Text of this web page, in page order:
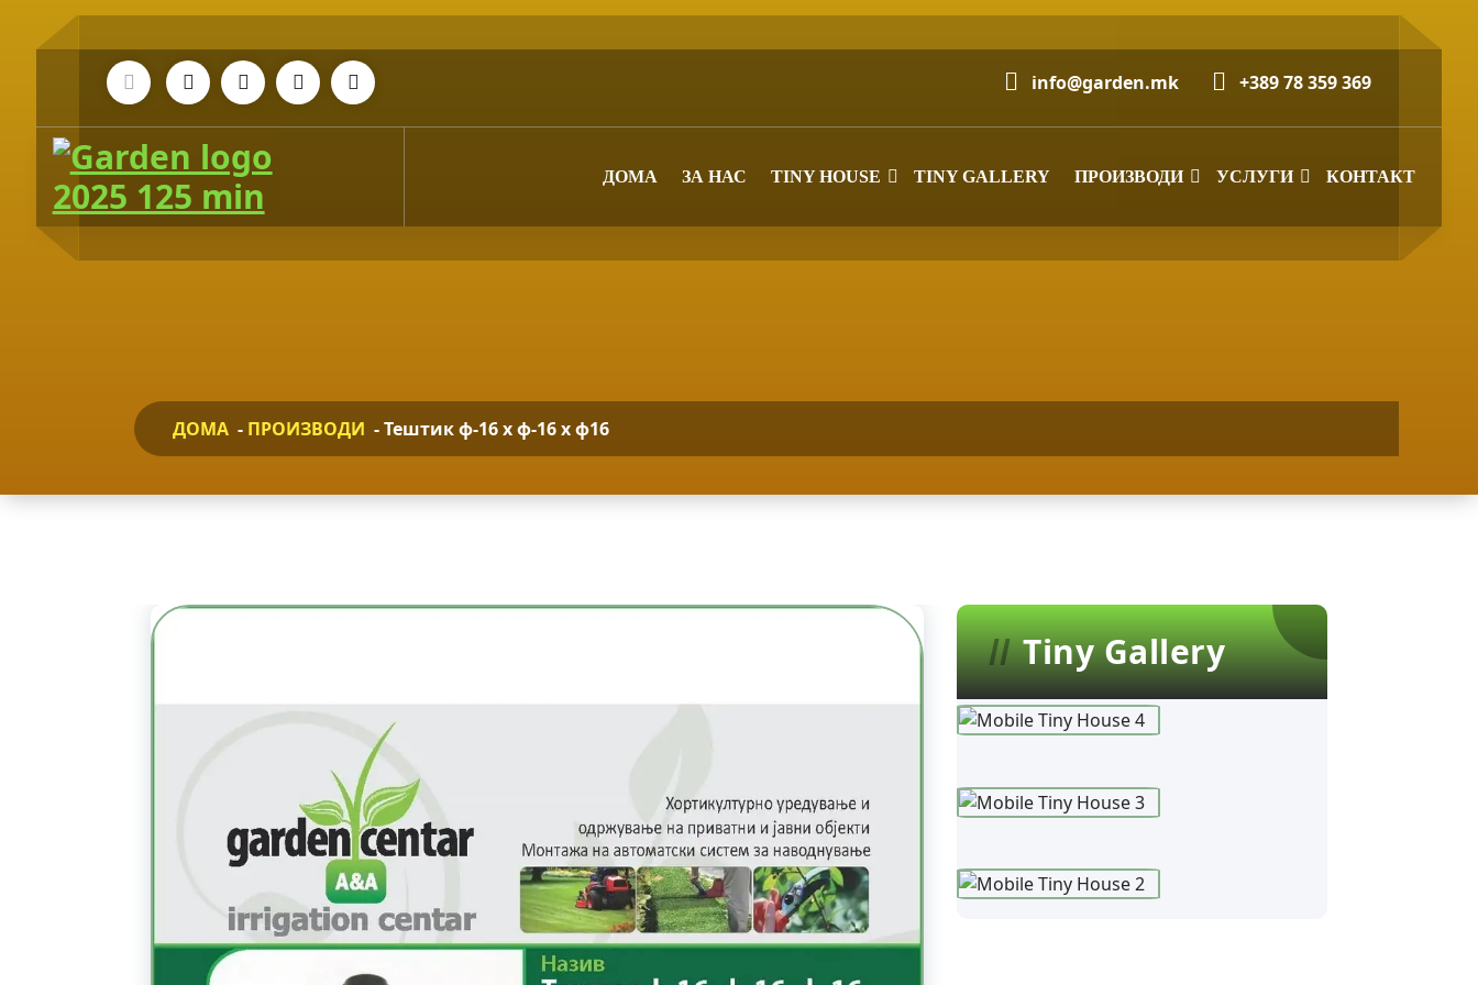
info@garden.mk +389 78 359 369
Tiny House
ДОМА ЗА НАС TINY HOUSE TINY GALLERY ПРОИЗВОДИ УСЛУГИ КОНТАКТ
ДОМА - ПРОИЗВОДИ -Тештик ф-16 х ф-16 х ф16
Tiny Gallery